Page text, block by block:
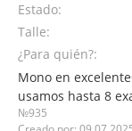
Estado:
Talle:
¿Para quién?:
Mono en
usamos hasta 8
№935